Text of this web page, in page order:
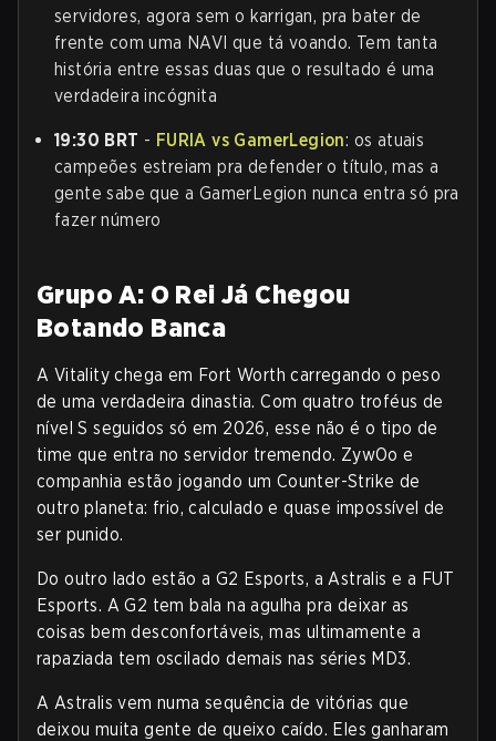
servidores, agora sem o karrigan, pra bater de
frente com uma NAVI que tá voando. Tem tanta
história entre essas duas que o resultado é uma
verdadeira incógnita
19:30 BRT - FURIA vs GamerLegion: os atuais
campeões estreiam pra defender o título, mas a
gente sabe que a GamerLegion nunca entra só pra
fazer número
Grupo A: O Rei Já Chegou
Botando Banca
A Vitality chega em Fort Worth carregando o peso
de uma verdadeira dinastia. Com quatro troféus de
nível S seguidos só em 2026, esse não é o tipo de
time que entra no servidor tremendo. ZywOo e
companhia estão jogando um Counter-Strike de
outro planeta: frio, calculado e quase impossível de
ser punido.
Do outro lado estão a G2 Esports, a Astralis e a FUT
Esports. A G2 tem bala na agulha pra deixar as
coisas bem desconfortáveis, mas ultimamente a
rapaziada tem oscilado demais nas séries MD3.
A Astralis vem numa sequência de vitórias que
deixou muita gente de queixo caído. Eles ganharam